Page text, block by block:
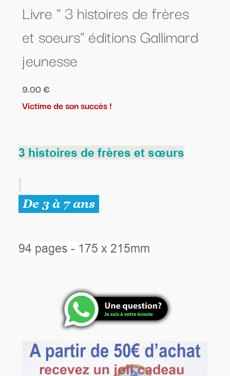
Livre " 3 histoires de frères
et soeurs" éditions Gallimard
jeunesse
9.00 €
Victime de son succès !
3 histoires de frères et sœurs
De 3 à 7 ans
94 pages - 175 x 215mm